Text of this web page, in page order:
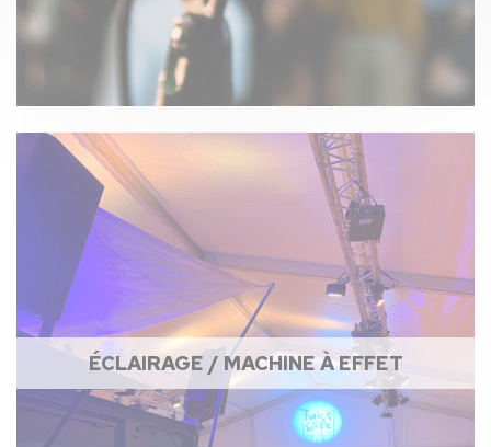
ÉCLAIRAGE / MACHINE À EFFET